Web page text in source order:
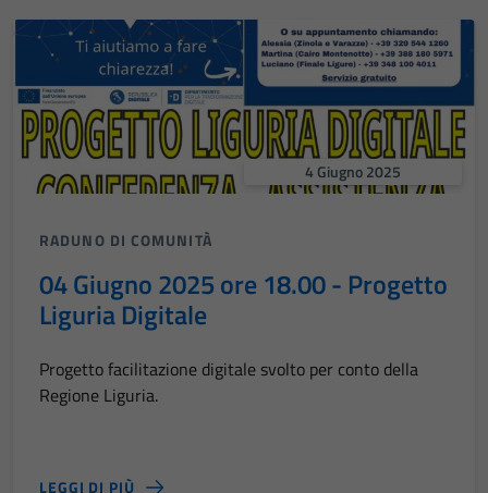
4 Giugno 2025
RADUNO DI COMUNITÀ
04 Giugno 2025 ore 18.00 - Progetto
Liguria Digitale
Progetto facilitazione digitale svolto per conto della
Regione Liguria.
LEGGI DI PIÙ
Tecnici
Questi cookie
sono necessari
possono
Questi cookie
non raccolgono